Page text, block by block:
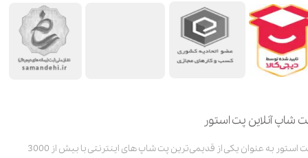
شاپ آنلاین پت استور
پت استور به عنوان یکی از قدیمی‌ترین پت شاپ های اینترنتی با بیش از 3000